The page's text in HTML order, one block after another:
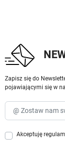
Zapisz się do
pojawiającymi się w
Akceptuję